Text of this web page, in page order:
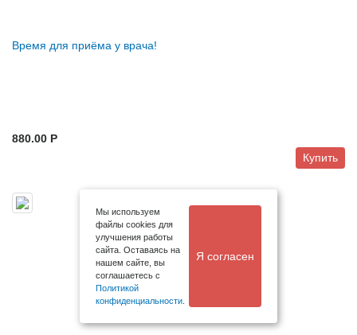
Время для приёма у врача!
880.00 P
Купить
Мы используем
файлы cookies для
улучшения работы
сайта. Оставаясь на
нашем сайте, вы
соглашаетесь с
Политикой
конфиденциальности
Я согласен